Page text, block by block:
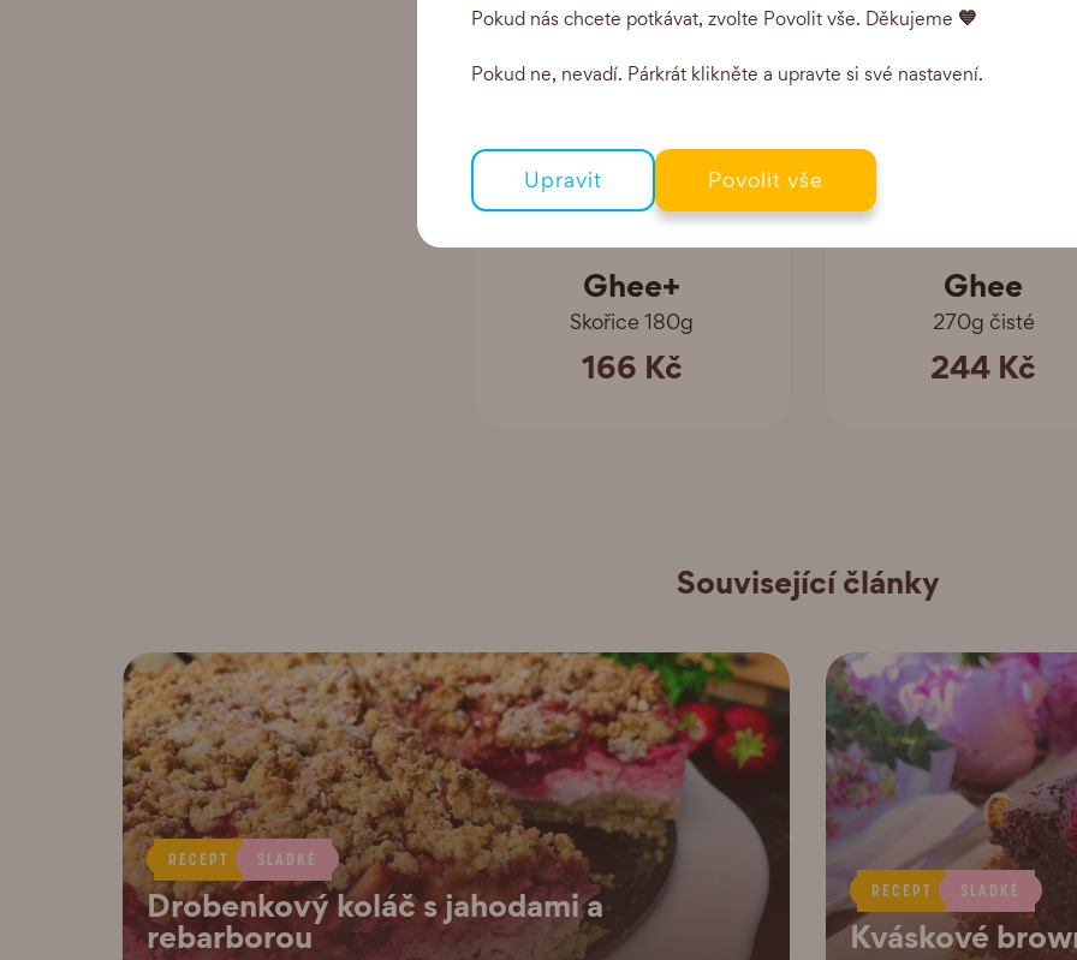
Ghee+
Skořice 180g
166 Kč
Ghee
270g čisté
244 Kč
Související články
RECEPT SLADKÉ
Drobenkový koláč s jahodami a
rebarborou
RECEPT SLADKÉ
Kváskové
Pokud nás chcete potkávat, zvolte Povolit vše. Děkujeme 💙
Pokud ne, nevadí. Párkrát klikněte a upravte si své nastavení.
Upravit Povolit vše